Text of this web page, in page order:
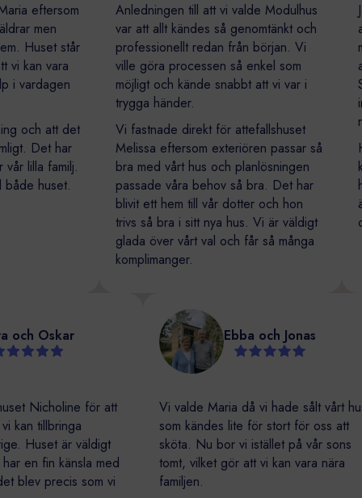
eftersom
men
står
vara
att det
Det har
familj.
huset.
Anledningen till att vi valde Modulhus
var att allt kändes så genomtänkt och
professionellt redan från början. Vi
ville göra processen så enkel som
möjligt och kände snabbt att vi var i
trygga händer.
Vi fastnade direkt för attefallshuset
Melissa eftersom exteriören passar så
bra med vårt hus och planlösningen
passade våra behov så bra. Det har
blivit ett hem till vår dotter och hon
trivs så bra i sitt nya hus. Vi är väldigt
glada över vårt val och får så många
komplimanger.
att
är
Sara och Oskar
Nicholine för att
vi kan tillbringa
Huset är väldigt
har en fin känsla med
det blev precis som vi
Ebba och Jonas
Vi valde Maria då vi hade sålt
som kändes lite för stort för oss
sköta. Nu bor vi istället på vår
tomt, vilket gör att vi kan vara
familjen.